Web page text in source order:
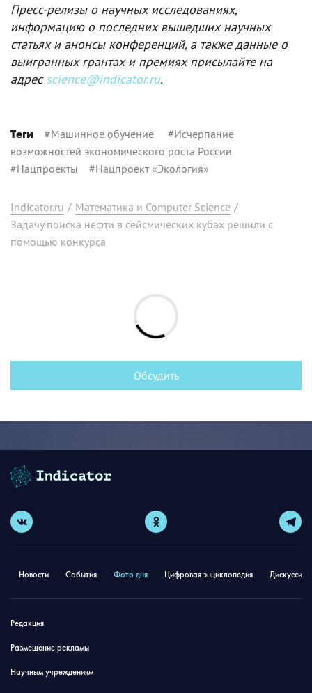
Пресс-релизы о научных исследованиях,
информацию о последних вышедших научных
статьях и анонсы конференций, а также данные о
выигранных грантах и премиях присылайте на
адресscience@indicator.ru.
Теги #Машинное обучение #Исчерпание
возможностей экономического роста России
#Нацпроекты #Нацпроект «Экология»
Indicator.ru / Математика и Computer Science /
Задачу поиска нефти в сейсмических кубах решили с
помощью конкурса
Обсудить
Новости События Фото дня Цифровая энциклопедия
Редакция
Размещение рекламы
Научным учреждениям